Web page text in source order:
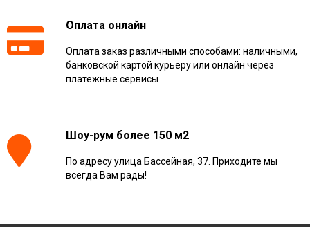
Оплата онлайн
Оплата заказ различными способами: наличными,
банковской картой курьеру или онлайн через
платежные сервисы
Шоу-рум более 150 м2
По адресу улица Бассейная, 37. Приходите мы
всегда Вам рады!